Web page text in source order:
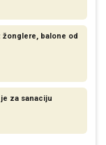
žonglere, balone od
za sanaciju